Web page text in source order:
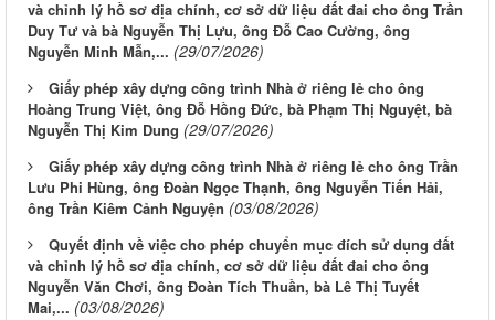
và chỉnh lý hồ sơ địa chính, cơ sở dữ liệu đất đai cho ông Trần
Duy Tư và bà Nguyễn Thị Lựu, ông Đỗ Cao Cường, ông
Nguyễn Minh Mẫn,... (29/07/2026)
Giấy phép xây dựng công trình Nhà ở riêng lẻ cho ông
Hoàng Trung Việt, ông Đỗ Hồng Đức, bà Phạm Thị Nguyệt, bà
Nguyễn Thị Kim Dung (29/07/2026)
Giấy phép xây dựng công trình Nhà ở riêng lẻ cho ông Trần
Lưu Phi Hùng, ông Đoàn Ngọc Thạnh, ông Nguyễn Tiến Hải,
ông Trần Kiêm Cảnh Nguyện (03/08/2026)
Quyết định về việc cho phép chuyển mục đích sử dụng đất
và chỉnh lý hồ sơ địa chính, cơ sở dữ liệu đất đai cho ông
Nguyễn Văn Chơi, ông Đoàn Tích Thuần, bà Lê Thị Tuyết
Mai,... (03/08/2026)